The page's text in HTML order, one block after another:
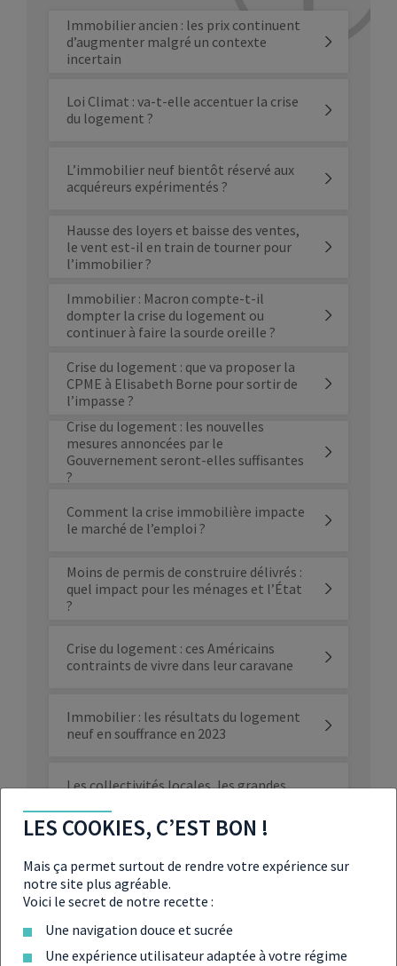
Immobilier ancien : les prix continuent
d’augmenter malgré un contexte
incertain
Loi Climat : va-t-elle accentuer la crise
du logement ?
L’immobilier neuf bientôt réservé aux
acquéreurs expérimentés ?
Hausse des loyers et baisse des ventes,
le vent est-il en train de tourner pour
l’immobilier ?
Immobilier : Macron compte-t-il
dompter la crise du logement ou
continuer à faire la sourde oreille ?
Crise du logement : que va proposer la
CPME à Elisabeth Borne pour sortir de
l’impasse ?
Crise du logement : les nouvelles
mesures annoncées par le
Gouvernement seront-elles suffisantes
?
Comment la crise immobilière impacte
le marché de l’emploi ?
Moins de permis de construire délivrés :
quel impact pour les ménages et l’État
?
Crise du logement : ces Américains
contraints de vivre dans leur caravane
Immobilier : les résultats du logement
neuf en souffrance en 2023
Les collectivités locales, les grandes
un aperçu de son plan de bataille
Crédit immobilier : les taux d’intérêt
américains dépassent les 7 %
LES COOKIES, C’EST BON !
Mais ça permet surtout de rendre votre expérience sur
notre site plus agréable.
Voici le secret de notre recette :
Une navigation douce et sucrée
Une expérience utilisateur adaptée à votre régime